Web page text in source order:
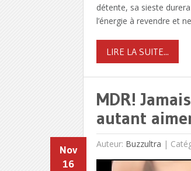
détente, sa sieste
l’énergie à revendre et
LIRE LA SUITE...
MDR!
autant
Auteur: Buzzultra |
Nov
16